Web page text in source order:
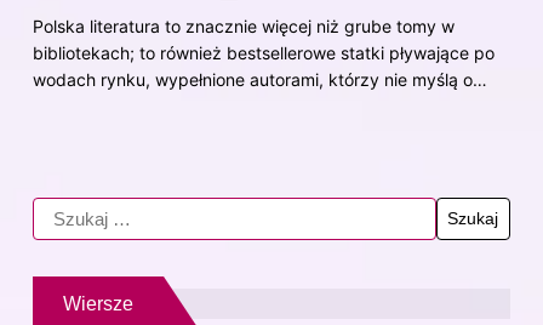
Polska literatura to znacznie więcej niż grube tomy w
bibliotekach; to również bestsellerowe statki pływające po
wodach rynku, wypełnione autorami, którzy nie myślą o…
Wiersze